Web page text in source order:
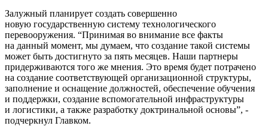
Залужный планирует создать совершенно
новую государственную систему технологического
перевооружения. “Принимая во внимание все факты
на данный момент, мы думаем, что создание такой системы
может быть достигнуто за пять месяцев. Наши партнеры
придерживаются того же мнения. Это время будет потрачено
на создание соответствующей организационной структуры,
заполнение и оснащение должностей, обеспечение обучения
и поддержки, создание вспомогательной инфраструктуры
и логистики, а также разработку доктринальной основы”, -
подчеркнул Главком.